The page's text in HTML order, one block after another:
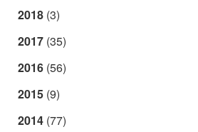
2018 (3)
2017 (35)
2016 (56)
2015 (9)
2014 (77)